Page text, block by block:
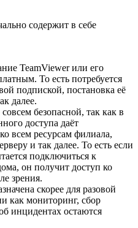
содержит в себе
TeamViewer или его
То есть потребуется
подпиской, постановка её
далее.
безопасной, так как в
доступа даёт
всем ресурсам филиала,
и так далее. То есть если
подключиться к
он получит доступ ко
зрения.
скорее для разовой
как мониторинг, сбор
инцидентах остаются